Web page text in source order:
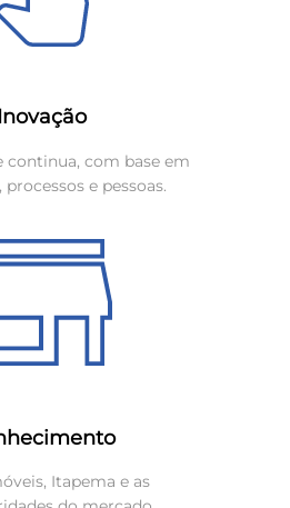
Inovação
continua, com base em
e pessoas.
Itapema e as